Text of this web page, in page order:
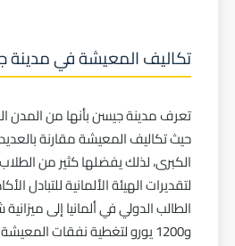
تكاليف المعيشة في
تعرف مدينة جيسن بأنها من المدن
حيث تكاليف المعيشة مقارنة
الكبرى، لذلك يفضلها كثير من
و1200 يورو لتغطية نفقات المعيشة الأساسية.